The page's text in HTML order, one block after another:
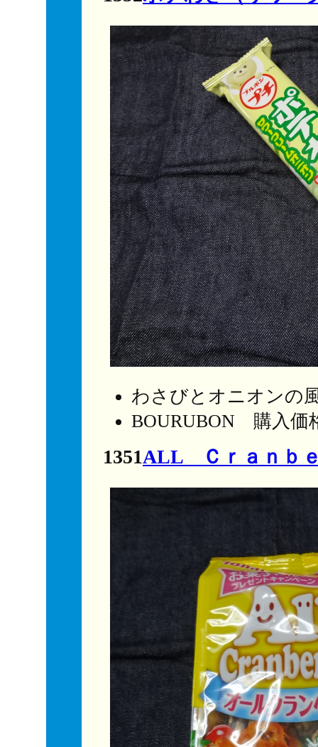
わさびとオニオンの
BOURUBON 購入価
1351ALL Ｃｒａｎｂ